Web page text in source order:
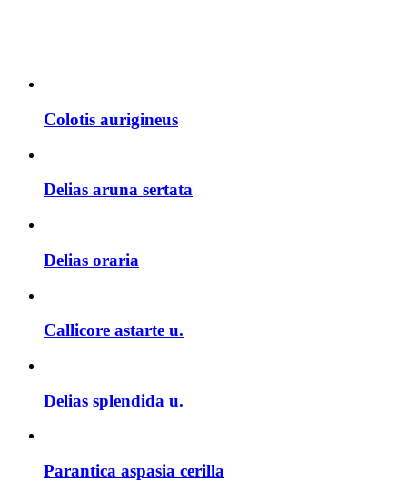
Colotis aurigineus
Delias aruna sertata
Delias oraria
Callicore astarte u.
Delias splendida u.
Parantica aspasia cerilla